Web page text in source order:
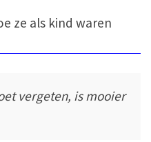
ze als kind waren
vergeten, is mooier